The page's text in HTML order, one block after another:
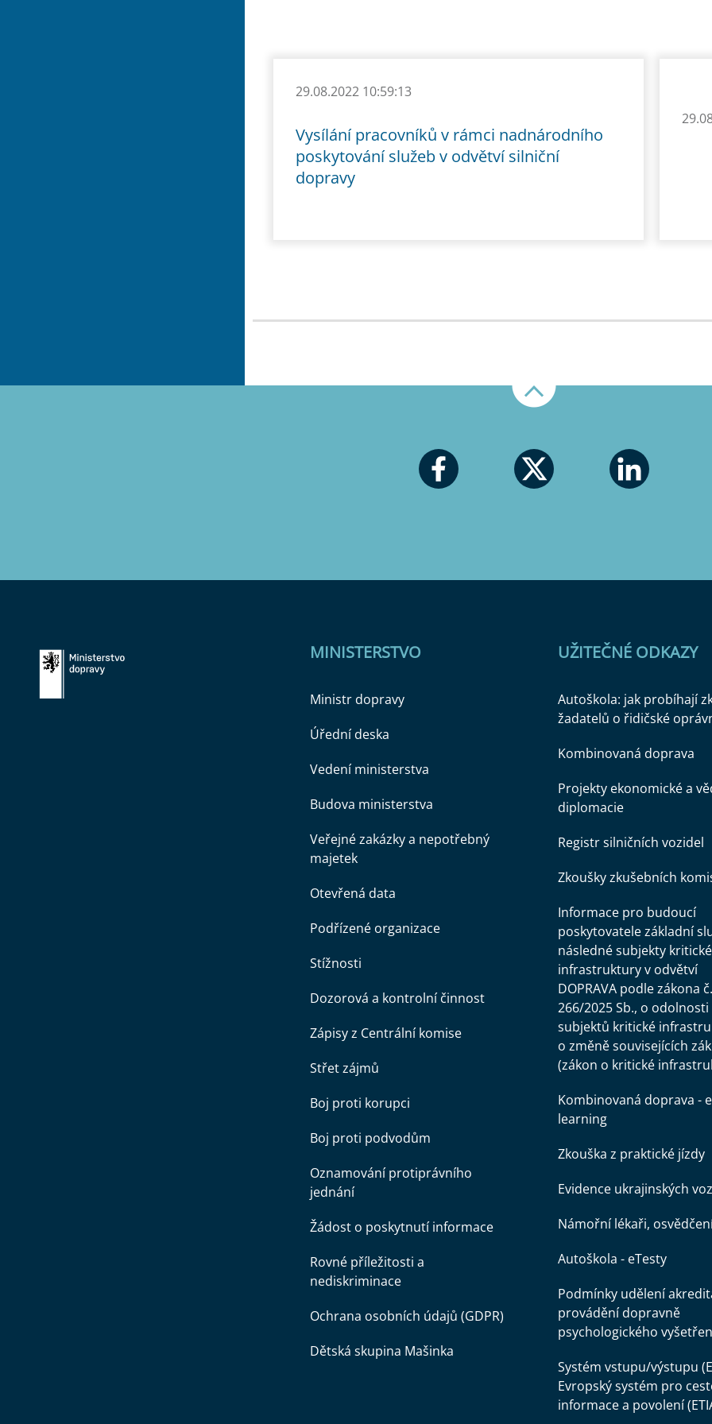
29.08.2022 10:59:13
Vysílání pracovníků v rámci nadnárodního
poskytování služeb v odvětví silniční
dopravy
MINISTERSTVO
Ministr dopravy
Úřední deska
Vedení ministerstva
Budova ministerstva
Veřejné zakázky a nepotřebný
majetek
Otevřená data
Podřízené organizace
Stížnosti
Dozorová a kontrolní činnost
Zápisy z Centrální komise
Střet zájmů
Boj proti korupci
Boj proti podvodům
Oznamování protiprávního
jednání
Žádost o poskytnutí informace
Rovné příležitosti a
nediskriminace
Ochrana osobních údajů (GDPR)
Dětská skupina Mašinka
UŽITEČNÉ ODKAZY
Autoškola: jak probíhají
žadatelů o řidičské
Kombinovaná doprava
Projekty ekonomické a
diplomacie
Registr silničních vozidel
Zkoušky zkušebních
Informace pro budoucí
poskytovatele základní
následné subjekty kritické
infrastruktury v odvětví
DOPRAVA podle zákona č.
266/2025 Sb., o odolnosti
subjektů kritické
o změně souvisejících
(zákon o kritické
Kombinovaná doprava -
learning
Zkouška z praktické jízdy
Evidence ukrajinských
Námořní lékaři,
Autoškola - eTesty
Podmínky udělení
provádění dopravně
psychologického
Systém vstupu/výstupu
Evropský systém pro
informace a povolení